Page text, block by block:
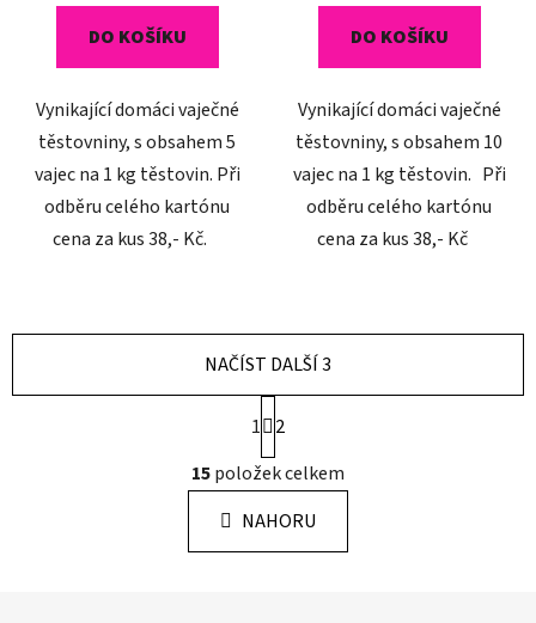
DO KOŠÍKU
Vynikající domáci vaječné
těstovniny, s obsahem 5
vajec na 1 kg těstovin. Při
odběru celého kartónu
cena za kus 38,- Kč.
5,0
z
hvězdiček.
DO KOŠÍKU
Vynikající domáci vaječné
těstovniny, s obsahem 10
vajec na 1 kg těstovin. Při
odběru celého kartónu
cena za kus 38,- Kč
O
v
l
á
d
NAČÍST DALŠÍ 3
S
t
r
á
n
k
1
2
15položek celkem
NAHORU